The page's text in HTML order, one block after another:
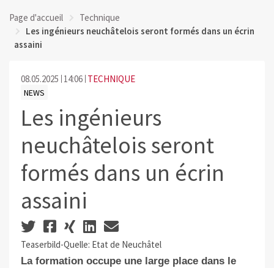
Page d'accueil
Technique
Les ingénieurs neuchâtelois seront formés dans un écrin
assaini
08.05.2025 14:06 TECHNIQUE
NEWS
Les ingénieurs
neuchâtelois seront
formés dans un écrin
assaini
Teaserbild-Quelle: Etat de Neuchâtel
La formation occupe une large place dans le